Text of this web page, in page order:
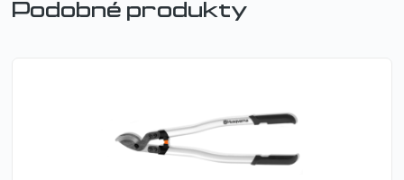
Podobné produkty